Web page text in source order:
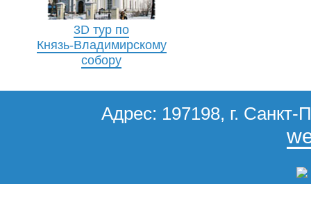
3D тур по
Князь-Владимирскому
собору
Адрес: 197198, г. Санкт-